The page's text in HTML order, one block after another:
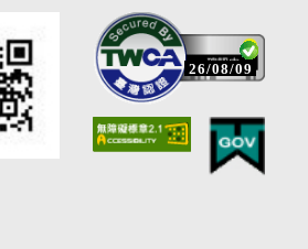
26/08/09